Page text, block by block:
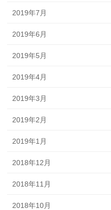
2019年7月
2019年6月
2019年5月
2019年4月
2019年3月
2019年2月
2019年1月
2018年12月
2018年11月
2018年10月